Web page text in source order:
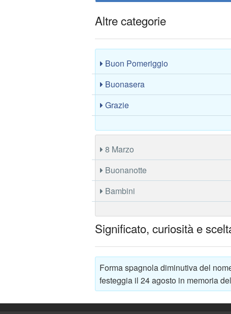
Altre categorie
Buon Pomeriggio
Buonasera
Grazie
8 Marzo
Buonanotte
Bambini
Significato, curiosità e
Forma spagnola diminutiva del
festeggia il 24 agosto in memoria